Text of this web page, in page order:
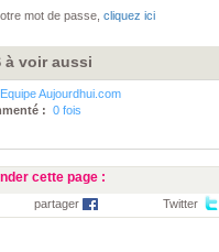
mot de passe, cliquez ici
à voir aussi
Equipe Aujourdhui.com
: 0 fois
cette page :
partager Twitter